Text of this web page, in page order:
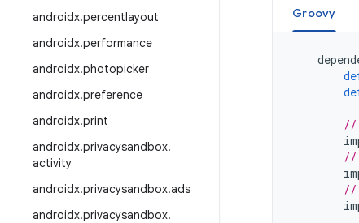
androidx.percentlayout
androidx.performance
androidx.photopicker
androidx.preference
androidx.print
androidx.privacysandbox.
activity
androidx.privacysandbox.ads
androidx.privacysandbox.
Groovy
//
//
//